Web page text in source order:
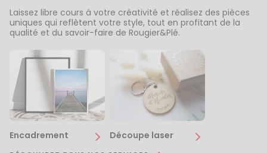
Laissez libre cours à votre créativité et réalisez des pièces
uniques qui reflètent votre style, tout en profitant de la
qualité et du savoir-faire de Rougier&Plé.
Encadrement Découpe laser